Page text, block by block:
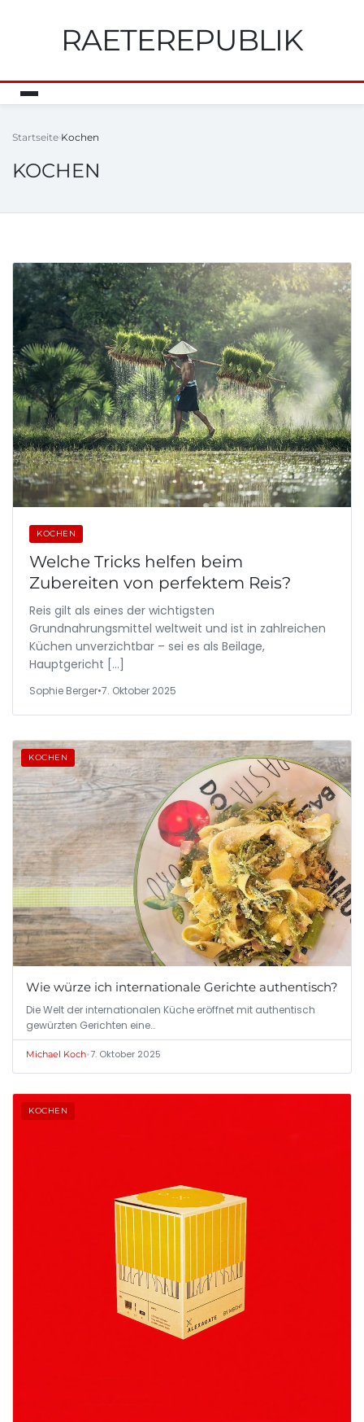
RAETEREPUBLIK
Startseite Kochen
KOCHEN
KOCHEN
Welche Tricks helfen beim
Zubereiten von perfektem Reis?
Reis gilt als eines der wichtigsten
Grundnahrungsmittel weltweit und ist in zahlreichen
Küchen unverzichtbar – sei es als Beilage,
Hauptgericht […]
Sophie Berger•7. Oktober 2025
KOCHEN
Wie würze ich internationale Gerichte authentisch?
Die Welt der internationalen Küche eröffnet mit authentisch
gewürzten Gerichten eine…
Michael Koch•7. Oktober 2025
KOCHEN